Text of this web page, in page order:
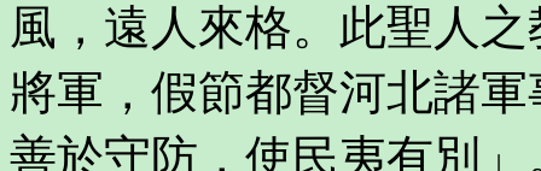
風，遠人來格。此聖人
將軍，假節都督河北諸
善於守防，使民夷有別